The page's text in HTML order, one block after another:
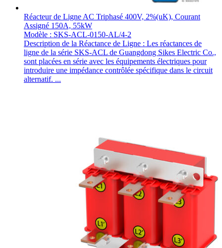
Réacteur de Ligne AC Triphasé 400V, 2%(uK), Courant
Assigné 150A, 55kW
Modèle : SKS-ACL-0150-AL/4-2
Description de la Réactance de Ligne : Les réactances de
ligne de la série SKS-ACL de Guangdong Sikes Electric Co.,
sont placées en série avec les équipements électriques pour
introduire une impédance contrôlée spécifique dans le circuit
alternatif. ...